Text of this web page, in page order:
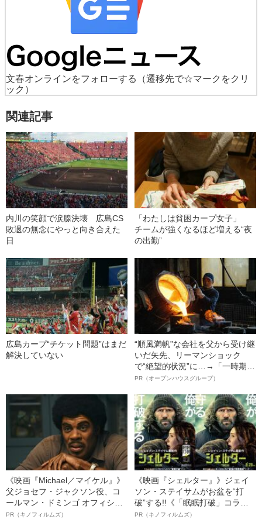
文春オンラインをフォローする
（遷移先で☆マークをクリ
ック）
関連記事
内川の笑顔で涙腺決壊 広島CS
敗退の無念にやっと向き合えた
日
「わたしは貧困カープ女子」
チームが強くなるほど増える“夜
の出勤”
広島カープ“チケット問題”はまだ
解決していない
“順風満帆”な会社を父から受け継
いだ矢先、リーマンショック
で“絶望的状況”に…→「一時期は
納品3年待ち」のヒット商品を生
明かす、“逆転の戦術”
PR（オープンハウスグループ）
《映画『Michael／マイケル』》
父ジョセフ・ジャクソン役、コ
ールマン・ドミンゴ オフィシャ
ルインタビュー“観客を魅了した
PR（キノフィルムズ）
《映画『シェルター』》ジェイ
ソン・ステイサムがお盆を“打
破”する!!《「眠眠打破」コラ
ボ》
PR（キノフィルムズ）